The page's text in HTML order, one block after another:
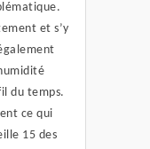
et s’y
du temps.
ce qui
15 des